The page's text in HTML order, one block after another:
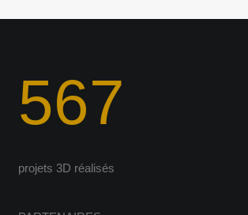
567
projets 3D réalisés